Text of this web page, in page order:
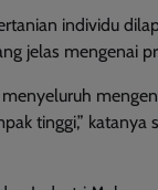
individu
jelas mengenai
tinggi,”